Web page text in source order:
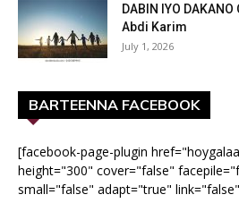
DABIN IYO
Abdi Karim
July 1, 2026
BARTEENNA FACEBOOK
[facebook-page-plugin
height="300" cover="false"
small="false" adapt="true"